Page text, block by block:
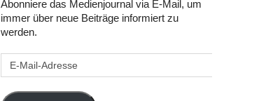
Abonniere das Medienjournal via E-Mail, um
immer über neue Beiträge informiert zu
werden.
E-